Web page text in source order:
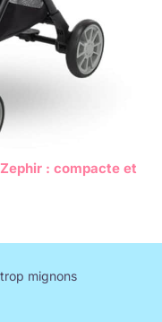
: compacte et
mignons